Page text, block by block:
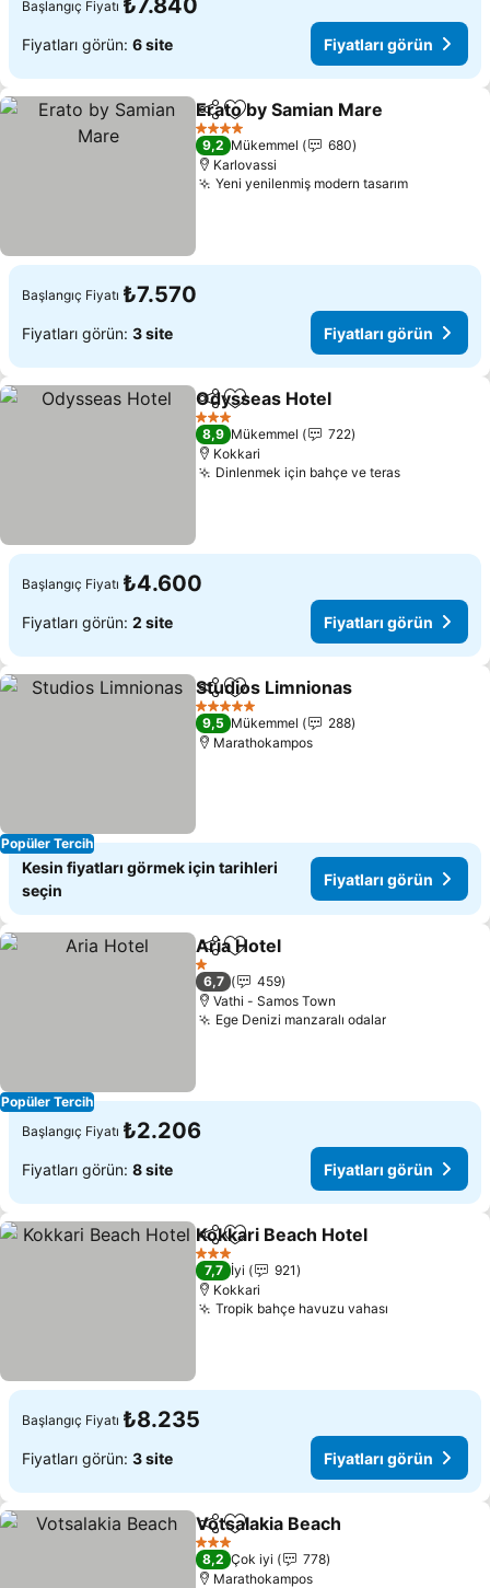
Başlangıç Fiyatı ₺7.840
Fiyatları görün: 6 site Fiyatları görün
PaylaşFavorilerime ekle
Erato by Samian Mare
4 Yıldız
9,2 Mükemmel
680
Karlovassi
Yeni yenilenmiş modern tasarım
Başlangıç Fiyatı ₺7.570
Fiyatları görün: 3 site Fiyatları görün
PaylaşFavorilerime ekle
Odysseas Hotel
3 Yıldız
8,9 Mükemmel
722
Kokkari
Dinlenmek için bahçe ve teras
Başlangıç Fiyatı ₺4.600
Fiyatları görün: 2 site Fiyatları görün
Popüler Tercih
PaylaşFavorilerime ekle
Studios Limnionas
5 Yıldız
9,5 Mükemmel
288
Marathokampos
Kesin fiyatları görmek için tarihleri
seçin
Fiyatları görün
Popüler Tercih
PaylaşFavorilerime ekle
Aria Hotel
1 Yıldız
6,7
459
Vathi - Samos Town
Ege Denizi manzaralı odalar
Başlangıç Fiyatı ₺2.206
Fiyatları görün: 8 site Fiyatları görün
PaylaşFavorilerime ekle
Kokkari Beach Hotel
3 Yıldız
7,7 İyi
921
Kokkari
Tropik bahçe havuzu vahası
Başlangıç Fiyatı ₺8.235
Fiyatları görün: 3 site Fiyatları görün
PaylaşFavorilerime ekle
Votsalakia Beach
3 Yıldız
8,2 Çok iyi
778
Marathokampos